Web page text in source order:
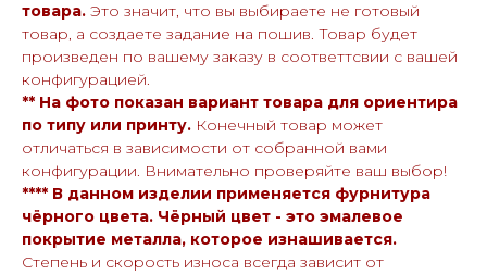
товара. Это значит, что вы выбираете не готовый
товар, а создаете задание на пошив. Товар будет
произведен по вашему заказу в соответтсвии с вашей
конфигурацией.
** На фото показан вариант товара для ориентира
по типу или принту. Конечный товар может
отличаться в зависимости от собранной вами
конфигурации. Внимательно проверяйте ваш выбор!
**** В данном изделии применяется фурнитура
чёрного цвета. Чёрный цвет - это эмалевое
покрытие металла, которое изнашивается.
Степень и скорость износа всегда зависит от